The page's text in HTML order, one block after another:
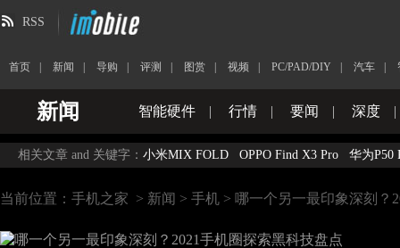
RSS
首页 新闻 导购 评测 图赏 视频 PC/PAD/DIY 汽车
新闻 智能硬件 | 行情 | 要闻 | 深度 |
相关文章 and 关键字： 小米MIX FOLD OPPO Find X3 Pro 华为P50
当前位置： 手机之家 > 新闻 > 手机 > 哪一个另一最印象深刻？